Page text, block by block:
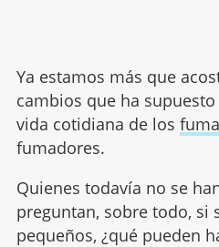
Ya estamos más que
cambios que ha
vida cotidiana de los
fumadores.
Quienes todavía no se
preguntan, sobre todo, si
pequeños, ¿qué pueden